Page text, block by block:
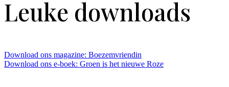
Leuke downloads
Download ons magazine: Boezemvriendin
Download ons e-boek: Groen is het nieuwe Roze